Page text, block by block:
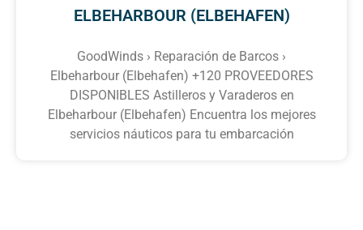
ELBEHARBOUR (ELBEHAFEN)
GoodWinds › Reparación de Barcos ›
Elbeharbour (Elbehafen) +120 PROVEEDORES
DISPONIBLES Astilleros y Varaderos en
Elbeharbour (Elbehafen) Encuentra los mejores
servicios náuticos para tu embarcación